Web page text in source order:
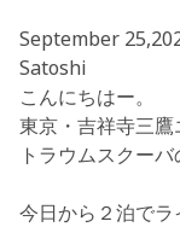
September
Satoshi
こんにちはー。
東京・吉祥寺三
トラウムスクーバ
今日から２泊でラ